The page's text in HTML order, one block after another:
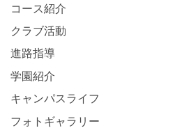
コース紹介
クラブ活動
進路指導
学園紹介
キャンパスライフ
フォトギャラリー